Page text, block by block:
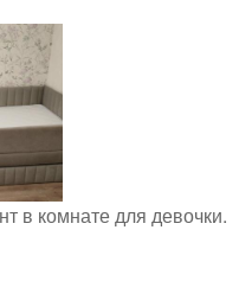
в комнате для девочки.